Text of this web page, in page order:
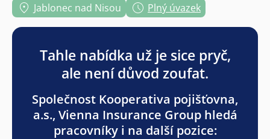
Jablonec nad Nisou Plný úvazek
Tahle nabídka už je sice pryč,
ale není důvod zoufat.
Společnost Kooperativa pojišťovna,
a.s., Vienna Insurance Group hledá
pracovníky i na další pozice: